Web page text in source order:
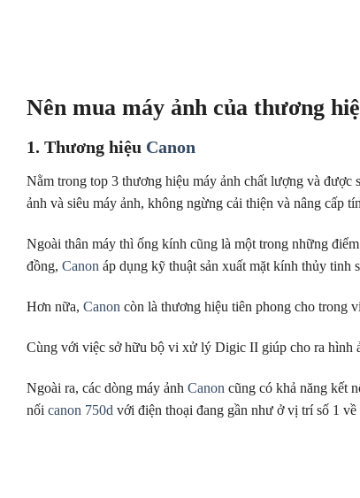
Nên mua máy ảnh của thương
1. Thương hiệu Canon
Nằm trong top 3 thương hiệu máy ảnh chất lượng và được
ảnh và siêu máy ảnh, không ngừng cải thiện và nâng cấp
Ngoài thân máy thì ống kính cũng là một trong những
đồng, Canon áp dụng kỹ thuật sản xuất mặt kính thủy tinh
Hơn nữa, Canon còn là thương hiệu tiên phong cho trong
Cùng với việc sở hữu bộ vi xử lý Digic II giúp cho ra hình
Ngoài ra, các dòng máy ảnh Canon cũng có khả năng kết
nối canon 750d với điện thoại đang gần như ở vị trí số 1 về